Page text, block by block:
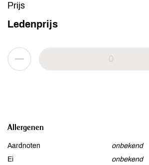
Prijs
Ledenprijs
Allergenen
Aardnoten
onbekend
Ei
onbekend